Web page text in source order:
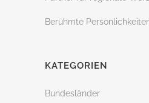
Berühmte
KATEGORIEN
Bundesländer